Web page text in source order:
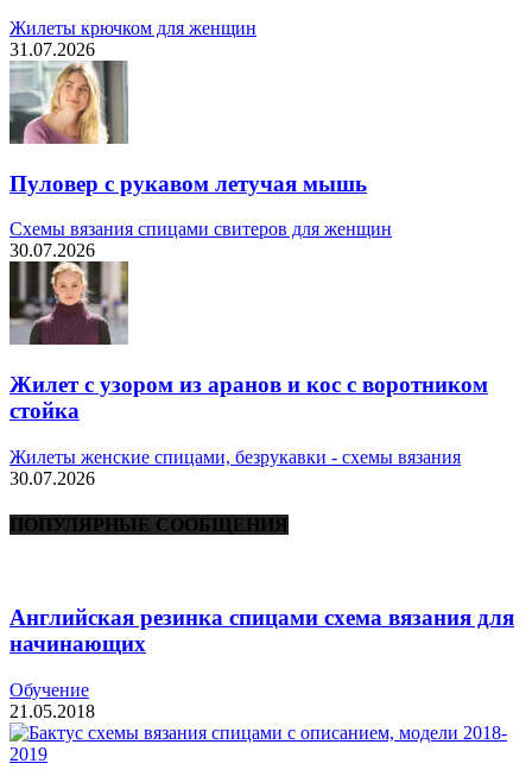
Жилеты крючком для женщин
31.07.2026
Пуловер с рукавом летучая мышь
Схемы вязания спицами свитеров для женщин
30.07.2026
Жилет с узором из аранов и кос с воротником
стойка
Жилеты женские спицами, безрукавки - схемы вязания
30.07.2026
ПОПУЛЯРНЫЕ СООБЩЕНИЯ
Английская резинка спицами схема вязания для
начинающих
Обучение
21.05.2018